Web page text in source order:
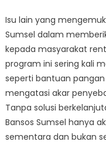
Isu lain yang
Sumsel dalam
kepada masyarakat
program ini sering kali
seperti bantuan
mengatasi akar
Tanpa solusi
Bansos Sumsel hanya
sementara dan bukan